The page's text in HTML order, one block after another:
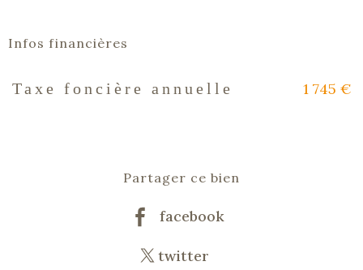
Infos financières
Caractéristiques Valeurs
Taxe foncière annuelle 1 745 €
Partager ce bien
facebook
twitter